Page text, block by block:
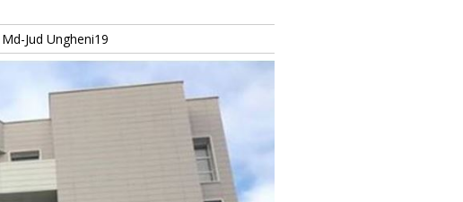
Md-Jud Ungheni19